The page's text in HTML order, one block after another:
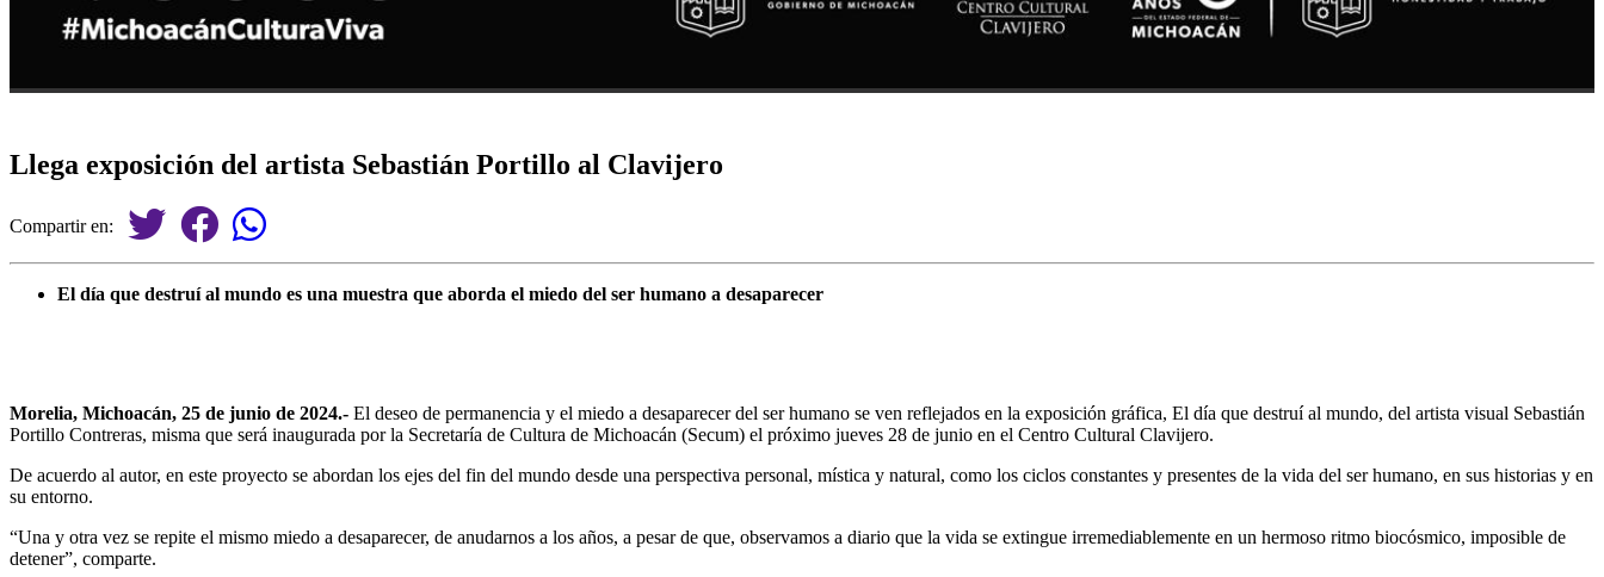
Llega exposición del artista Sebastián Portillo al Clavijero
Compartir en:
El día que destruí al mundo es una muestra que aborda el miedo del ser humano a desaparecer
Morelia, Michoacán, 25 de junio de 2024.- El deseo de permanencia y el miedo a desaparecer del ser humano se ven reflejados en la exposición gráfica, El día que destruí al mundo, del artista visual Sebastián
Portillo Contreras, misma que será inaugurada por la Secretaría de Cultura de Michoacán (Secum) el próximo jueves 28 de junio en el Centro Cultural Clavijero.
De acuerdo al autor, en este proyecto se abordan los ejes del fin del mundo desde una perspectiva personal, mística y natural, como los ciclos constantes y presentes de la vida del ser humano, en sus historias y en
su entorno.
“Una y otra vez se repite el mismo miedo a desaparecer, de anudarnos a los años, a pesar de que, observamos a diario que la vida se extingue irremediablemente en un hermoso ritmo biocósmico, imposible de
detener”, comparte.